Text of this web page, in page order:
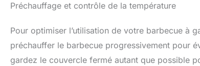
Préchauffage et contrôle de la température
Pour optimiser l’utilisation de votre barbecue à
préchauffer le barbecue progressivement pour
gardez le couvercle fermé autant que possible